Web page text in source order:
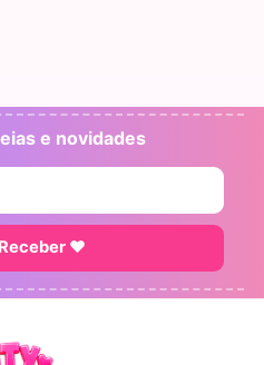
e novidades
♥